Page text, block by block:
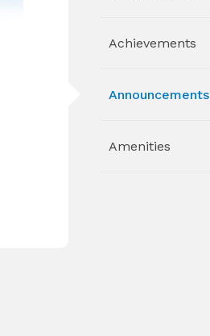
Achievements
Announcements
Amenities